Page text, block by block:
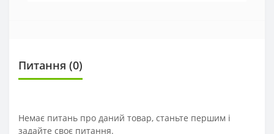
Питання (0)
Немає питань про даний товар, станьте першим і
задайте своє питання.